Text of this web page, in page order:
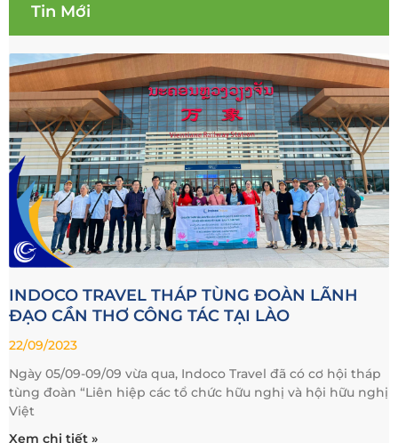
Tin Mới
INDOCO TRAVEL THÁP TÙNG ĐOÀN LÃNH
ĐẠO CẦN THƠ CÔNG TÁC TẠI LÀO
22/09/2023
Ngày 05/09-09/09 vừa qua, Indoco Travel đã có cơ hội tháp
tùng đoàn “Liên hiệp các tổ chức hữu nghị và hội hữu nghị
Việt
Xem chi tiết »